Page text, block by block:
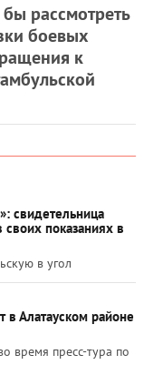
рассмотреть
боевых
к
свидетельница
своих показаниях в
в угол
в Алатауском районе
время пресс-тура по